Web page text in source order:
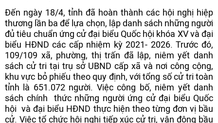
Đến ngày 18/4, tỉnh đã hoàn thành các hội nghị hiệp
thương lần ba để lựa chọn, lập danh sách những người
đủ tiêu chuẩn ứng cử đại biểu Quốc hội khóa XV và đại
biểu HĐND các cấp nhiệm kỳ 2021- 2026. Trước đó,
109/109 xã, phường, thị trấn đã lập, niêm yết danh
sách cử tri tại trụ sở UBND cấp xã và nơi công cộng,
khu vực bỏ phiếu theo quy định, với tổng số cử tri toàn
tỉnh là 651.072 người. Việc công bố, niêm yết danh
sách chính thức những người ứng cử đại biểu Quốc
hội và đại biểu HĐND thực hiện theo từng đơn vị bầu
cử. Việc tổ chức hội nghị tiếp xúc cử tri, vận động bầu